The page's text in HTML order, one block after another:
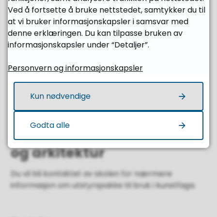
dette.
For elever til musikk, dans
og drama
Du vil bli kontaktet av skolen for informasjon om
fordypningsinstrument og bruksinstrument.
For elever til kunst, design
og arkitektur
Du vil bli kontaktet av skolen for nærmere
informasjon om utstyrspakke til bruk i kunstfaga.
Ved å fortsette å bruke nettstedet, samtykker du til
at vi bruker informasjonskapsler i samsvar med
denne erklæringen. Du kan tilpasse bruken av
informasjonskapsler under “Detaljer”.
Personvern og informasjonskapsler
Kun nødvendige
Godta alle